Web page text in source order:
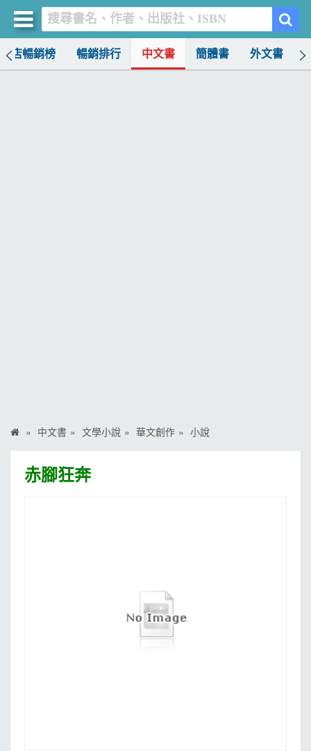
書店暢銷榜 暢銷排行 中文書 簡體書 外文書
中文書 文學小說 華文創作 小說
赤腳狂奔
買書網